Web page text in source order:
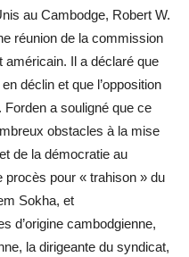
au Cambodge, Robert W.
réunion de la commission
américain. Il a déclaré que
déclin et que l’opposition
a souligné que ce
obstacles à la mise
de la démocratie au
procès pour « trahison » du
Sokha, et
d’origine cambodgienne,
la dirigeante du syndicat,